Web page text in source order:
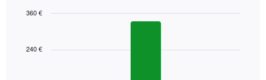
Das
with
240 €
360 €